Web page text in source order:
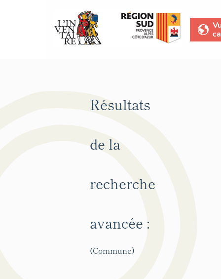
Résultats
de la
recherche
avancée :
(Commune)